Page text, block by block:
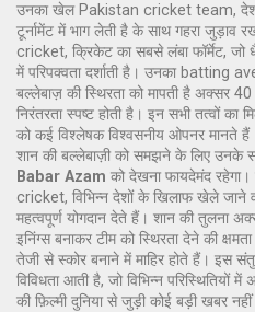
उनका खेल Pakistan cricket team,
टूर्नामेंट में भाग लेती है के साथ गहरा जुड़ाव
cricket, क्रिकेट का सबसे लंबा फॉर्मेट, जो
में परिपक्वता दर्शाती है। उनका batting
बल्लेबाज़ की स्थिरता को मापती है अक्सर 40
निरंतरता स्पष्ट होती है। इन सभी तत्वों का
को कई विश्लेषक विश्वसनीय ओपनर मानते हैं।
शान की बल्लेबाज़ी को समझने के लिए उनके
Babar Azam को देखना फायदेमंद रहेगा।
cricket, विभिन्न देशों के खिलाफ खेले जाने
महत्वपूर्ण योगदान देते हैं। शान की तुलना
इनिंग्स बनाकर टीम को स्थिरता देने की
तेजी से स्कोर बनाने में माहिर होते हैं। इस
विविधता आती है, जो विभिन्न
की फ़िल्मी दुनिया से जुड़ी कोई बड़ी खबर